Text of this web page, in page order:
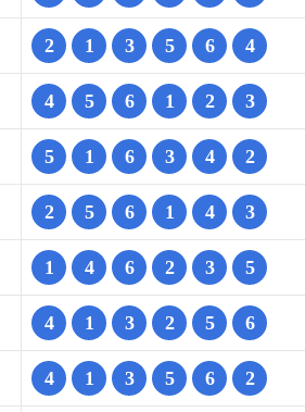
2 1 3 5 6 4
4 5 6 1 2 3
5 1 6 3 4 2
2 5 6 1 4 3
1 4 6 2 3 5
4 1 3 2 5 6
4 1 3 5 6 2